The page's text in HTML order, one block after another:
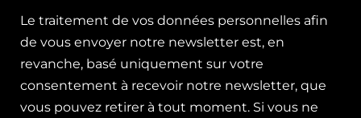
Le traitement de vos données personnelles afin
de vous envoyer notre newsletter est, en
revanche, basé uniquement sur votre
consentement à recevoir notre newsletter, que
vous pouvez retirer à tout moment. Si vous ne